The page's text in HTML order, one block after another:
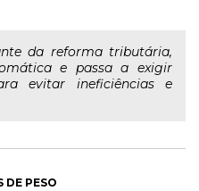
da reforma tributária,
e passa a exigir
evitar ineficiências e
DE PESO